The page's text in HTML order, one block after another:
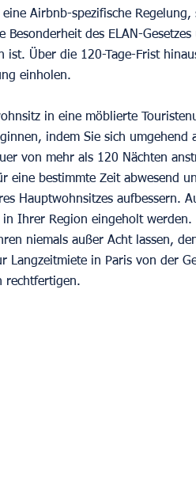
Airbnb-spezifische
des ELAN-
Über die 120-Tage-Frist
einholen.
in eine möblierte
indem Sie sich umgehend
von mehr als 120 Nächten
eine bestimmte Zeit abwesend
Hauptwohnsitzes aufbessern.
Ihrer Region eingeholt werden.
niemals außer Acht lassen,
Langzeitmiete in Paris von der
rechtfertigen.